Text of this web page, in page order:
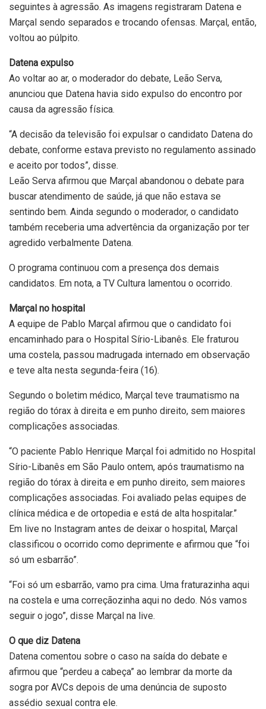
seguintes à agressão. As imagens registraram Datena e
Marçal sendo separados e trocando ofensas. Marçal, então,
voltou ao púlpito.
Datena expulso
Ao voltar ao ar, o moderador do debate, Leão Serva,
anunciou que Datena havia sido expulso do encontro por
causa da agressão física.
“A decisão da televisão foi expulsar o candidato Datena do
debate, conforme estava previsto no regulamento assinado
e aceito por todos”, disse.
Leão Serva afirmou que Marçal abandonou o debate para
buscar atendimento de saúde, já que não estava se
sentindo bem. Ainda segundo o moderador, o candidato
também receberia uma advertência da organização por ter
agredido verbalmente Datena.
O programa continuou com a presença dos demais
candidatos. Em nota, a TV Cultura lamentou o ocorrido.
Marçal no hospital
A equipe de Pablo Marçal afirmou que o candidato foi
encaminhado para o Hospital Sírio-Libanês. Ele fraturou
uma costela, passou madrugada internado em observação
e teve alta nesta segunda-feira (16).
Segundo o boletim médico, Marçal teve traumatismo na
região do tórax à direita e em punho direito, sem maiores
complicações associadas.
“O paciente Pablo Henrique Marçal foi admitido no Hospital
Sírio-Libanês em São Paulo ontem, após traumatismo na
região do tórax à direita e em punho direito, sem maiores
complicações associadas. Foi avaliado pelas equipes de
clínica médica e de ortopedia e está de alta hospitalar.”
Em live no Instagram antes de deixar o hospital, Marçal
classificou o ocorrido como deprimente e afirmou que “foi
só um esbarrão”.
“Foi só um esbarrão, vamo pra cima. Uma fraturazinha aqui
na costela e uma correçãozinha aqui no dedo. Nós vamos
seguir o jogo”, disse Marçal na live.
O que diz Datena
Datena comentou sobre o caso na saída do debate e
afirmou que “perdeu a cabeça” ao lembrar da morte da
sogra por AVCs depois de uma denúncia de suposto
assédio sexual contra ele.